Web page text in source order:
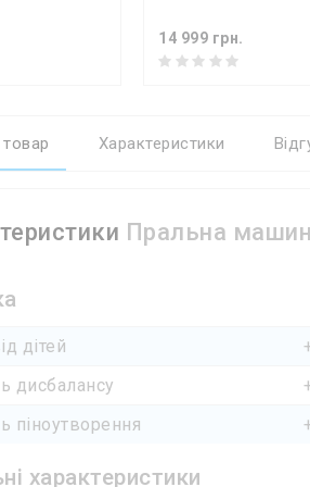
14 999 грн.
Характеристики
Пральна
дітей
дисбалансу
піноутворення
характеристики